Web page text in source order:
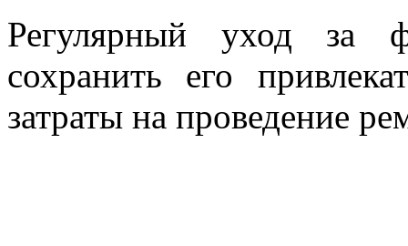
Регулярный уход за
сохранить его
затраты на проведение